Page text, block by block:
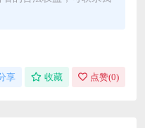
享 收藏 点赞(0)